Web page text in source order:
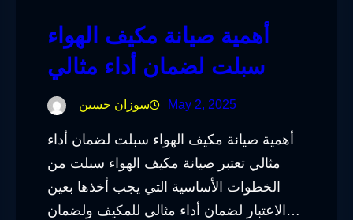
أهمية صيانة مكيف الهواء
سبلت لضمان أداء مثالي
سوزان حسين May 2, 2025
أهمية صيانة مكيف الهواء سبلت لضمان أداء
مثالي تعتبر صيانة مكيف الهواء سبلت من
الخطوات الأساسية التي يجب أخذها بعين
الاعتبار لضمان أداء مثالي للمكيف ولضمان…